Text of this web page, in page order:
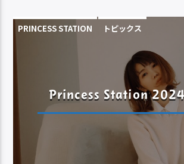
PRINCESS STATION トピックス
Princess Station